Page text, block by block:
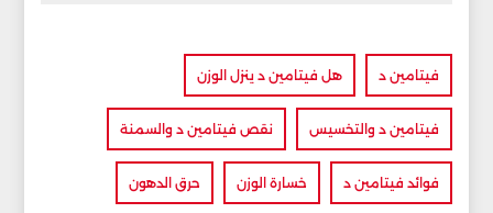
فيتامين د هل فيتامين د ينزل الوزن
فيتامين د والتخسيس نقص فيتامين د والسمنة
فوائد فيتامين د خسارة الوزن حرق الدهون